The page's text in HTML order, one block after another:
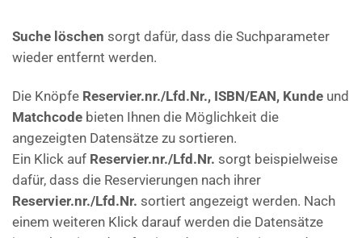
Suche löschen sorgt dafür, dass die Suchparameter
wieder entfernt werden.
Die Knöpfe Reservier.nr./Lfd.Nr., ISBN/EAN, Kunde und
Matchcode bieten Ihnen die Möglichkeit die
angezeigten Datensätze zu sortieren.
Ein Klick auf Reservier.nr./Lfd.Nr. sorgt beispielweise
dafür, dass die Reservierungen nach ihrer
Reservier.nr./Lfd.Nr. sortiert angezeigt werden. Nach
einem weiteren Klick darauf werden die Datensätze